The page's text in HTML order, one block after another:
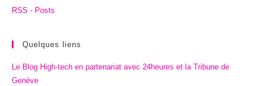
RSS - Posts
Quelques liens
Le Blog High-tech en partenariat avec 24heures et la Tribune de
Genève